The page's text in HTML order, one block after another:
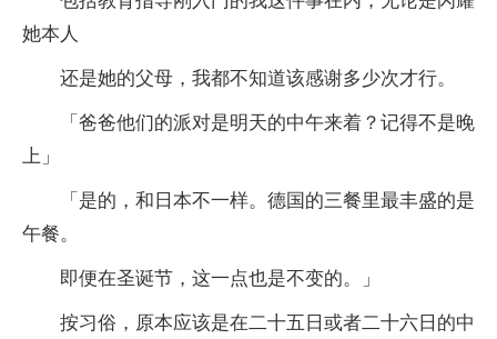
她本人
还是她的父母，我都不知道该感谢多少次才行。
「爸爸他们的派对是明天的中午来着？记得不是晚
上」
「是的，和日本不一样。德国的三餐里最丰盛的是
午餐。
即便在圣诞节，这一点也是不变的。」
按习俗，原本应该是在二十五日或者二十六日的中